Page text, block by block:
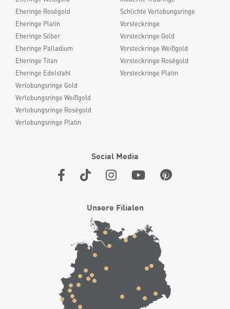
Eheringe Roségold
Eheringe Platin
Eheringe Silber
Eheringe Palladium
Eheringe Titan
Eheringe Edelstahl
Verlobungsringe Gold
Verlobungsringe Weißgold
Verlobungsringe Roségold
Verlobungsringe Platin
Schlichte Verlobungsringe
Vorsteckringe
Vorsteckringe Gold
Vorsteckringe Weißgold
Vorsteckringe Roségold
Vorsteckringe Platin
Social Media
Unsere Filialen